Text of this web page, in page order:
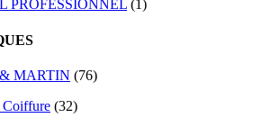
PROFESSIONNEL (1)
MARTIN (76)
Coiffure (32)